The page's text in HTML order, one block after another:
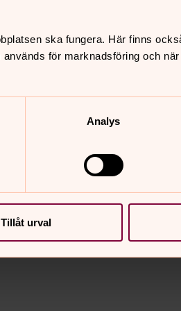
ska fungera. Här finns
för marknadsföring och
Analys
Tillåt urval
ett
Sjunger
olika projekt